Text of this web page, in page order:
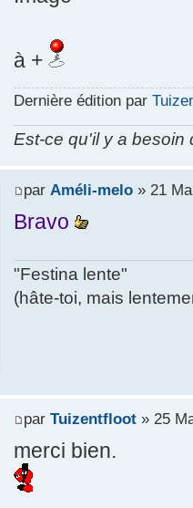
à +
Dernière édition par
Est-ce qu'il y a besoin
par Améli-melo» 21
Bravo
"Festina lente"
(hâte-toi, mais
par Tuizentfloot» 25
merci bien.